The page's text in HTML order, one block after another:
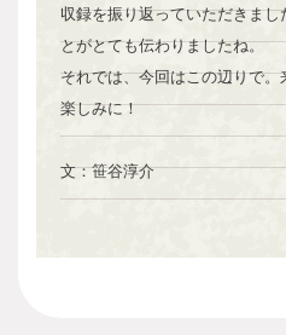
収録を振り返っていただきま
とがとても伝わりましたね。
それでは、今回はこの辺りで
楽しみに！
文：笹谷淳介